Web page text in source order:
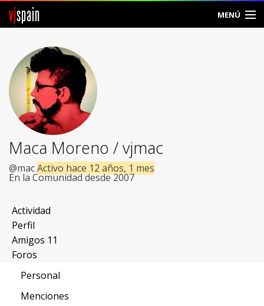
vjspain MENÚ
Foros
Noticias
Vjspain
Ayuda
Contacto
Entrar
Crear Cuenta
Maca Moreno / vjmac
@macActivo hace 12 años, 1 mes
En la Comunidad desde 2007
Actividad
Perfil
Amigos 11
Foros
Personal
Menciones